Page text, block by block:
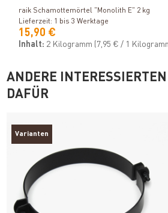
raik Schamottemörtel "Monolith E" 2 kg
Lieferzeit: 1 bis 3 Werktage
15,90 €
Inhalt: 2 Kilogramm (7,95 € / 1
ANDERE INTERESSIERTEN
DAFÜR
Varianten